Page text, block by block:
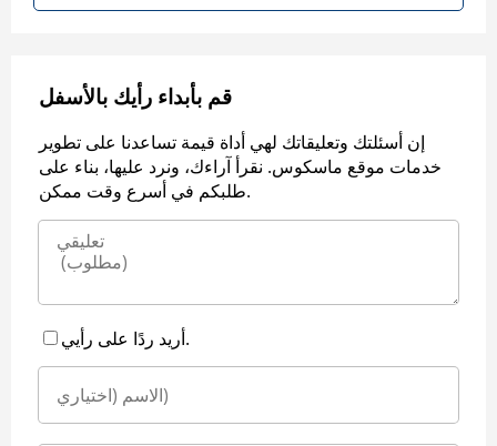
قم بأبداء رأيك بالأسفل
إن أسئلتك وتعليقاتك لهي أداة قيمة تساعدنا على تطوير
خدمات موقع ماسكوس. نقرأ آراءك، ونرد عليها، بناء على
طلبكم في أسرع وقت ممكن.
أريد ردًا على رأيي.